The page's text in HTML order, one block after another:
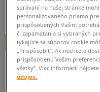
9,95€ cena s DPH
+ 10 BODOV V
Informujte ma o
správaní na našej stránke
personalizovaného priamo
prispôsobených Vašim
či zapamätania si vybraných
týkajúce sa súborov cookie
„Prispôsobiť”. Ak nechcete
prispôsobenú Vašim
všetky”. Viac informácií nájdete
údajov.